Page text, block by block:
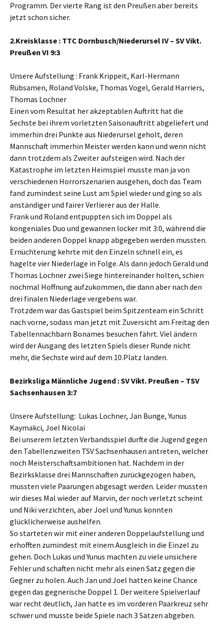
Programm. Der vierte Rang ist den Preußen aber bereits
jetzt schon sicher.
2.Kreisklasse : TTC Dornbusch/Niederursel IV – SV Vikt.
Preußen VI 9:3
Unsere Aufstellung : Frank Krippeit, Karl-Hermann
Rübsamen, Roland Volske, Thomas Vogel, Gerald Harriers,
Thomas Lochner
Einen vom Resultat her akzeptablen Auftritt hat die
Sechste bei ihrem vorletzten Saisonauftritt abgeliefert und
immerhin drei Punkte aus Niederursel geholt, deren
Mannschaft immerhin Meister werden kann und wenn nicht
dann trotzdem als Zweiter aufsteigen wird. Nach der
Katastrophe im letzten Heimspiel musste man ja von
verschiedenen Horrorszenarien ausgehen, doch das Team
fand zumindest seine Lust am Spiel wieder und ging so als
anständiger und fairer Verlierer aus der Halle.
Frank und Roland entpuppten sich im Doppel als
kongeniales Duo und gewannen locker mit 3:0, während die
beiden anderen Doppel knapp abgegeben werden mussten.
Ernüchterung kehrte mit den Einzeln schnell ein, es
hagelte vier Niederlage in Folge. Als dann jedoch Gerald und
Thomas Lochner zwei Siege hintereinander holten, schien
nochmal Hoffnung aufzukommen, die dann aber nach den
drei finalen Niederlage vergebens war.
Trotzdem war das Gastspiel beim Spitzenteam ein Schritt
nach vorne, sodass man jetzt mit Zuversicht am Freitag den
Tabellennachbarn Bonames besuchen fährt. Viel ändern
wird der Ausgang des letzten Spiels dieser Runde nicht
mehr, die Sechste wird auf dem 10.Platz landen.
Bezirksliga Männliche Jugend : SV Vikt. Preußen – TSV
Sachsenhausen 3:7
Unsere Aufstellung: Lukas Lochner, Jan Bunge, Yunus
Kaymakci, Joel Nicolai
Bei unserem letzten Verbandsspiel durfte die Jugend gegen
den Tabellenzweiten TSV Sachsenhausen antreten, welcher
noch Meisterschaftsambitionen hat. Nachdem in der
Bezirksklasse drei Mannschaften zurückgezogen haben,
mussten viele Paarungen abgesagt werden. Leider mussten
wir dieses Mal wieder auf Marvin, der noch verletzt scheint
und Niki verzichten, aber Joel und Yunus konnten
glücklicherweise aushelfen.
So starteten wir mit einer anderen Doppelaufstellung und
erhofften zumindest mit einem Ausgleich in die Einzel zu
gehen. Doch Lukas und Yunus machten zu viele unsichere
Fehler und schaften nicht mehr als einen Satz gegen die
Gegner zu holen. Auch Jan und Joel hatten keine Chance
gegen das gegnerische Doppel 1. Der weitere Spielverlauf
war recht deutlich, Jan hatte es im vorderen Paarkreuz sehr
schwer und musste beide Spiele nach 3 Sätzen abgeben.